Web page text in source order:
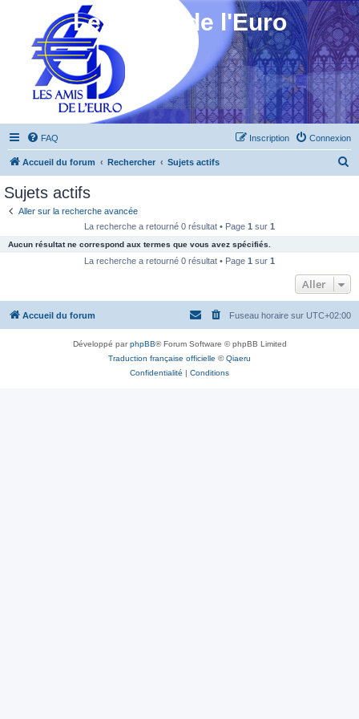
Les Amis de l'Euro
FAQ Connexion
Inscription
Accueil du forum Rechercher Sujets actifs
c
e
Sujets actifs
Aller sur la recherche avancée
La recherche a retourné 0 résultat • Page 1 sur 1
Aucun résultat ne correspond aux termes que vous avez spécifiés.
La recherche a retourné 0 résultat • Page 1 sur 1
Aller
Accueil du forum Fuseau horaire sur UTC+02:00
Développé parphpBB® Forum Software © phpBB Limited
Traduction française officielle ©Qiaeru
Confidentialité | Conditions